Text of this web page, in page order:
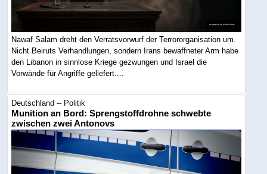
Nawaf Salam dreht den Verratsvorwurf der Terrororganisation um.
Nicht Beiruts Verhandlungen, sondern Irans bewaffneter Arm habe
den Libanon in sinnlose Kriege gezwungen und Israel die
Vorwände für Angriffe geliefert....
Deutschland -- Politik
Munition an Bord: Sprengstoffdrohne schwebte
zwischen zwei Antonovs